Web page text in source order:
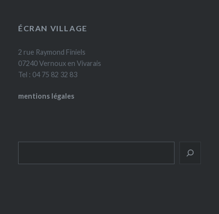
ÉCRAN VILLAGE
2 rue Raymond Finiels
07240 Vernoux en Vivarais
Tel : 04 75 82 32 83
mentions légales